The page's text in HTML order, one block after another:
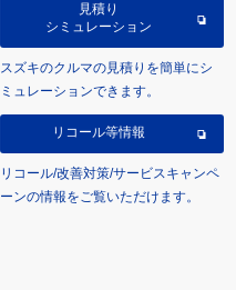
見積り
シミュレーション
スズキのクルマの見積りを簡単にシ
ミュレーションできます。
リコール等情報
リコール/改善対策/サービスキャンペ
ーンの情報をご覧いただけます。